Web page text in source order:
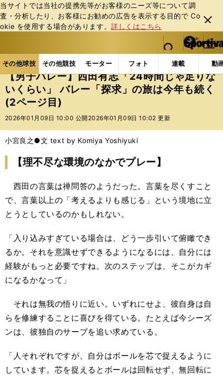
当サイトでは当社の提携先等がお客様のニーズ等について調
査・分析したり、お客様にお勧めの広告を表⽰する⽬的で Co
okie を使⽤する場合があります。詳しくはこちら
閉じ
る
web Sportiva (webスポルティーバ)
検索
マイペ
ー
ジ
メニュ
その他球技 その他競技 モーター フォト 連載 動
ス
ポ
ル
テ
ー
バ
その他球技の記事一覧 バレー 【男子バレー】西田
【男子バレー】西田有志「24時間じゃ足りな
いくらい」 バレー「探求」の旅は今年も続く
(2ページ目)
2026年01月09日 10:00 公開 2026年01月09日 10:02 更新
小宮良之●文 text by Komiya Yoshiyuki
【理不尽な環境のなかでプレー】
西田の言葉は禅問答のようだった。言葉を尽くすこと
で、言葉以上の「考えるよりも感じる」という境地に立
とうとしているのかもしれない。
「入り込みすぎている場合は、どう一歩引いて俯瞰でき
るか。それを意識せずできるようになるには、自分には
経験がもっと必要ですね。次のステップは、そこがカギ
になるかなって」
それは無我の悟りに近い。いずれにせよ、彼自身は自
らを修練することに喜びを得ている。たとえば今シーズ
ンは、彼独自のサーブを追い求めている。
「人それぞれですが、自分はボールを芯で捉えるように
しています。芯を捉えるとボールは回転せず、無回転に